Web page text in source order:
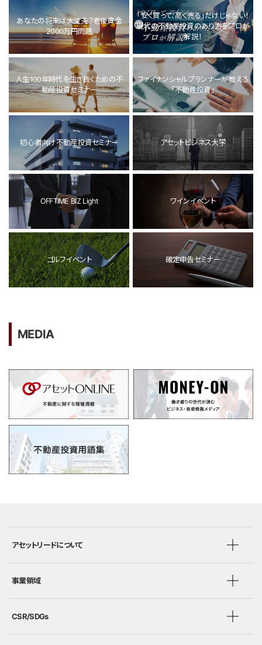
あなたの将来は大丈夫？老後資金
2000万円問題
「安く買って、高く売る」だけじゃない！
現代の不動産投資のあり方をプロが
解説！
人生100年時代を生き抜くための不
動産投資セミナー
ファイナンシャルプランナーが教える
「不動産投資」
初心者向け不動産投資セミナー アセットビジネス大学
OFFTIME BIZ Light ワインイベント
ゴルフイベント 確定申告セミナー
MEDIA
アセットリードについて
事業領域
CSR/SDGs